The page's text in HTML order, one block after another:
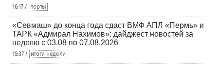
16:17 / порты
«Севмаш» до конца года сдаст ВМФ АПЛ «Пермь» и
ТАРК «Адмирал Нахимов»: дайджест новостей за
неделю с 03.08 по 07.08.2026
15:37 / итоги недели